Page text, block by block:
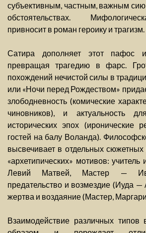
субъективным, частным, важным
обстоятельствах.
привносит в роман героику и трагизм.
Сатира дополняет этот пафос
превращая трагедию в фарс.
похождений нечистой силы в
или «Ночи перед Рождеством»
злободневность (комические
чиновников), и актуальность
исторических эпох (иронические
гостей на балу Воланда).
высвечивает в отдельных
«архетипических» мотивов:
Левий Матвей, Мастер —
предательство и возмездие (Иуда
жертва и воздаяние (Мастер,
Взаимодействие различных